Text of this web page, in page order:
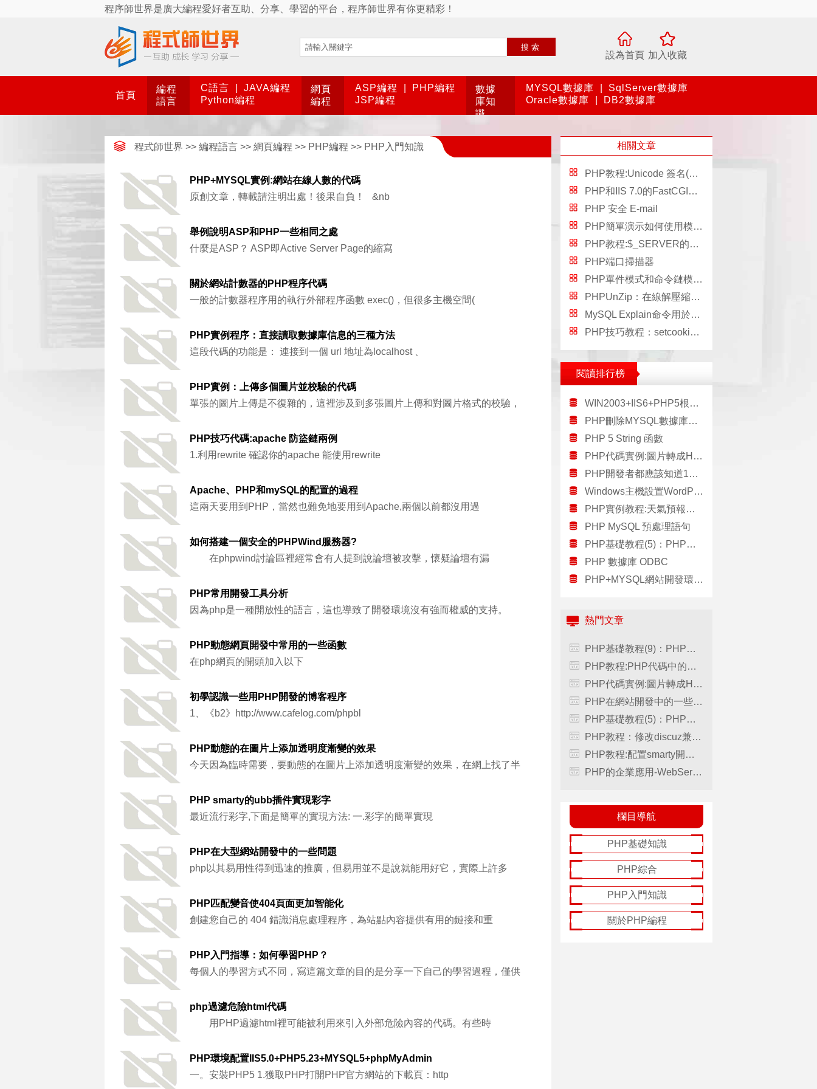
程序師世界是廣大編程愛好者互助、分享、學習的平台，程序師世界有你更精彩！
搜索
設為首頁 加入收藏
首頁
編程
語言
C語言
JAVA編程
Python編程
網頁
編程
ASP編程
PHP編程
JSP編程
數據
庫知
識
MYSQL數據庫
SqlServer數據庫
Oracle數據庫
DB2數據庫
程式師世界 >> 編程語言 >> 網頁編程 >> PHP編程 >> PHP入門知識
PHP+MYSQL實例:網站在線人數的代碼
原創文章，轉載請注明出處！後果自負！ &nb
舉例說明ASP和PHP一些相同之處
什麼是ASP？ ASP即Active Server Page的縮寫
關於網站計數器的PHP程序代碼
一般的計數器程序用的執行外部程序函數 exec()，但很多主機空間(
PHP實例程序：直接讀取數據庫信息的三種方法
這段代碼的功能是： 連接到一個 url 地址為localhost 、
PHP實例：上傳多個圖片並校驗的代碼
單張的圖片上傳是不復雜的，這裡涉及到多張圖片上傳和對圖片格式的校驗，
PHP技巧代碼:apache 防盜鏈兩例
1.利用rewrite 確認你的apache 能使用rewrite
Apache、PHP和mySQL的配置的過程
這兩天要用到PHP，當然也難免地要用到Apache,兩個以前都沒用過
如何搭建一個安全的PHPWind服務器?
在phpwind討論區裡經常會有人提到說論壇被攻擊，懷疑論壇有漏
PHP常用開發工具分析
因為php是一種開放性的語言，這也導致了開發環境沒有強而權威的支持。
PHP動態網頁開發中常用的一些函數
在php網頁的開頭加入以下
初學認識一些用PHP開發的博客程序
1、《b2》http://www.cafelog.com/phpbl
PHP動態的在圖片上添加透明度漸變的效果
今天因為臨時需要，要動態的在圖片上添加透明度漸變的效果，在網上找了半
PHP smarty的ubb插件實現彩字
最近流行彩字,下面是簡單的實現方法: 一.彩字的簡單實現
PHP在大型網站開發中的一些問題
php以其易用性得到迅速的推廣，但易用並不是說就能用好它，實際上許多
PHP匹配變音使404頁面更加智能化
創建您自己的 404 錯識消息處理程序，為站點內容提供有用的鏈接和重
PHP入門指導：如何學習PHP？
每個人的學習方式不同，寫這篇文章的目的是分享一下自己的學習過程，僅供
php過濾危險html代碼
用PHP過濾html裡可能被利用來引入外部危險內容的代碼。有些時
PHP環境配置IIS5.0+PHP5.23+MYSQL5+phpMyAdmin
一。安裝PHP5 1.獲取PHP打開PHP官方網站的下載頁：http
相關文章
PHP教程:Unicode 簽名(BOM)問題
PHP和IIS 7.0的FastCGI模塊
PHP 安全 E-mail
PHP簡單演示如何使用模板制作靜態頁面
PHP教程:$_SERVER的詳細參數整理
PHP端口掃描器
PHP單件模式和命令鏈模式的基礎知識
PHPUnZip：在線解壓縮PHP的工具
MySQL Explain命令用於查看執行效果
PHP技巧教程：setcookie語句的問題
閱讀排行榜
WIN2003+IIS6+PHP5根目錄無法運行PHP程序
PHP刪除MYSQL數據庫中所有表的代碼
PHP 5 String 函數
PHP代碼實例:圖片轉成HTML
PHP開發者都應該知道10個項目
Windows主機設置WordPress的2個方法
PHP實例教程:天氣預報小偷PHP代碼
PHP MySQL 預處理語句
PHP基礎教程(5)：PHP字符串
PHP 數據庫 ODBC
PHP+MYSQL網站開發環境架設(3)：XAMPP
熱門文章
PHP基礎教程(9)：PHP數組
PHP教程:PHP代碼中的名稱空間
PHP代碼實例:圖片轉成HTML
PHP在網站開發中的一些優勢
PHP基礎教程(5)：PHP字符串
PHP教程：修改discuz兼容自己開發的通行證
PHP教程:配置smarty開發環境
PHP的企業應用-WebService
欄目導航
PHP基礎知識
PHP綜合
PHP入門知識
關於PHP編程